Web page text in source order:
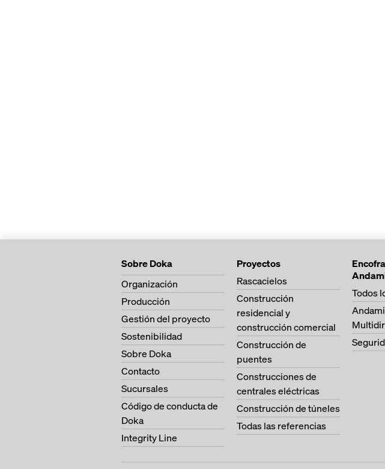
Sobre Doka
Organización
Producción
Gestión del proyecto
Sostenibilidad
Sobre Doka
Contacto
Sucursales
Código de conducta de
Doka
Integrity Line
Proyectos
Rascacielos
Construcción
residencial y
construcción comercial
Construcción de
puentes
Construcciones de
centrales eléctricas
Construcción de túneles
Todas las referencias
Todos